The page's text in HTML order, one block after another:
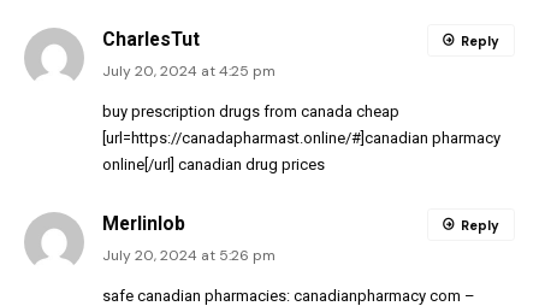
CharlesTut
July 20, 2024 at 4:25 pm
buy prescription drugs from canada cheap
[url=https://canadapharmast.online/#]canadian pharmacy
online[/url] canadian drug prices
Reply
Merlinlob
July 20, 2024 at 5:26 pm
safe canadian pharmacies: canadianpharmacy com –
Reply